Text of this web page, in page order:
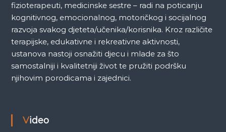
fizioterapeuti, medicinske sestre – radi na poticanju
kognitivnog, emocionalnog, motoričkog i socijalnog
razvoja svakog djeteta/učenika/korisnika. Kroz različite
terapijske, edukativne i rekreativne aktivnosti,
ustanova nastoji osnažiti djecu i mlade za što
samostalniji i kvalitetniji život te pružiti podršku
njihovim porodicama i zajednici.
Video